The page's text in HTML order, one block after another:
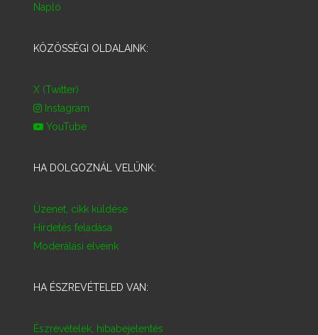
Napló
KÖZÖSSÉGI OLDALAINK:
X (Twitter)
Instagram
YouTube
HA DOLGOZNÁL VELÜNK:
Üzenet, cikk küldése
Hirdetés feladása
Moderálási elveink
HA ÉSZREVÉTELED VAN:
Észrevételek, hibabejelentés